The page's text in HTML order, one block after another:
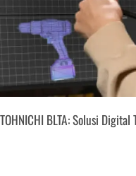
TOHNICHI BLTA: Solusi